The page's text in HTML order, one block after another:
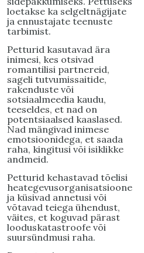
loetakse ka selgeltnägijate
ja ennustajate teenuste
tarbimist.
Petturid kasutavad ära
inimesi, kes otsivad
romantilisi partnereid,
sageli tutvumissaitide,
rakenduste või
sotsiaalmeedia kaudu,
teeseldes, et nad on
potentsiaalsed kaaslased.
Nad mängivad inimese
emotsioonidega, et saada
raha, kingitusi või isiklikke
andmeid.
Petturid kehastavad tõelisi
heategevusorganisatsioone
ja küsivad annetusi või
võtavad teiega ühendust,
väites, et koguvad pärast
looduskatastroofe või
suursündmusi raha.